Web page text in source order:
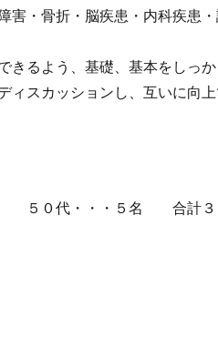
・骨折・脳疾患・内科疾患
るよう、基礎、基本をしっ
スカッションし、互いに向
５０代・・・５名 合計３